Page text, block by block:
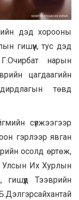
дэд хорооны
гишүүн, тус дэд
нарын
цагдаагийн
төвд
сүлжээгээр
гэрлээр явган
осолд өртөж,
Улсын Их Хурлын
Тээврийн